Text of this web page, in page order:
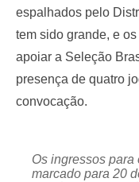
espalhados pelo
tem sido grande, e
apoiar a Seleção
presença de quatro
convocação.
Os ingressos
marcado para 20